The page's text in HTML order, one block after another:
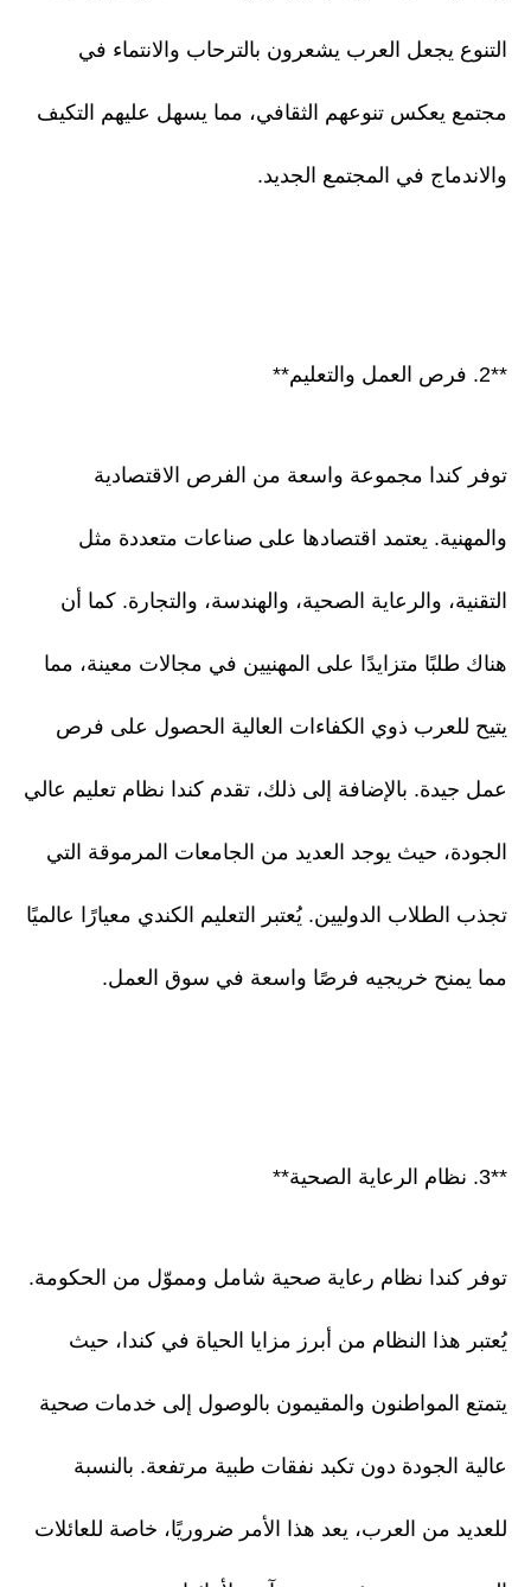
التنوع يجعل العرب يشعرون بالترحاب والانتماء في
مجتمع يعكس تنوعهم الثقافي، مما يسهل عليهم التكيف
والاندماج في المجتمع الجديد.
**2. فرص العمل والتعليم**
توفر كندا مجموعة واسعة من الفرص الاقتصادية
والمهنية. يعتمد اقتصادها على صناعات متعددة مثل
التقنية، والرعاية الصحية، والهندسة، والتجارة. كما أن
هناك طلبًا متزايدًا على المهنيين في مجالات معينة، مما
يتيح للعرب ذوي الكفاءات العالية الحصول على فرص
عمل جيدة. بالإضافة إلى ذلك، تقدم كندا نظام تعليم عالي
الجودة، حيث يوجد العديد من الجامعات المرموقة التي
تجذب الطلاب الدوليين. يُعتبر التعليم الكندي معيارًا عالميًا
مما يمنح خريجيه فرصًا واسعة في سوق العمل.
**3. نظام الرعاية الصحية**
توفر كندا نظام رعاية صحية شامل ومموّل من الحكومة.
يُعتبر هذا النظام من أبرز مزايا الحياة في كندا، حيث
يتمتع المواطنون والمقيمون بالوصول إلى خدمات صحية
عالية الجودة دون تكبد نفقات طبية مرتفعة. بالنسبة
للعديد من العرب، يعد هذا الأمر ضروريًا، خاصة للعائلات